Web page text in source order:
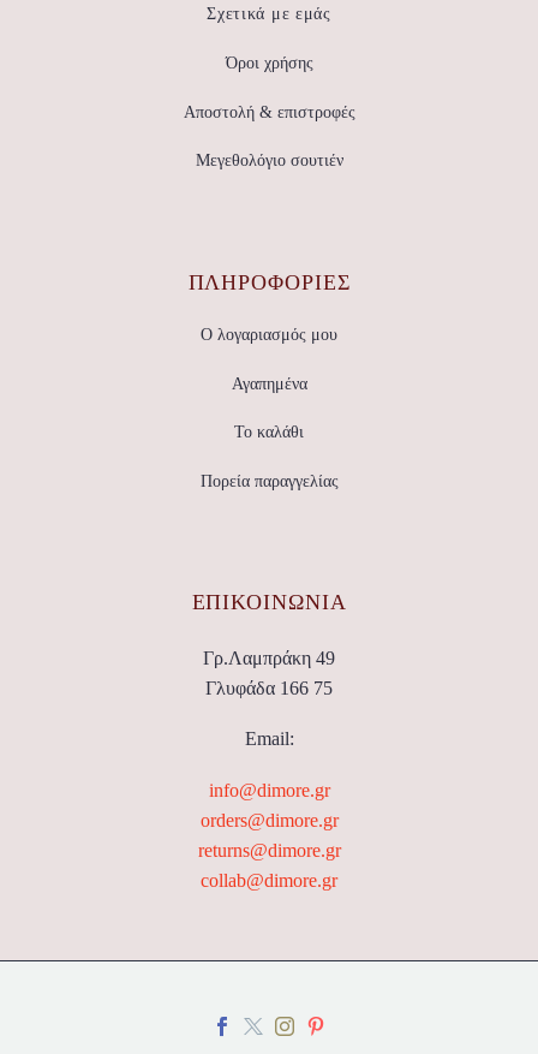
Σχετικά με εμάς
Όροι χρήσης
Αποστολή & επιστροφές
Μεγεθολόγιο σουτιέν
ΠΛΗΡΟΦΟΡΙΕΣ
Ο λογαριασμός μου
Αγαπημένα
Το καλάθι
Πορεία παραγγελίας
ΕΠΙΚΟΙΝΩΝΊΑ
Γρ.Λαμπράκη 49
Γλυφάδα 166 75
Email:
info@dimore.gr
orders@dimore.gr
returns@dimore.gr
collab@dimore.gr